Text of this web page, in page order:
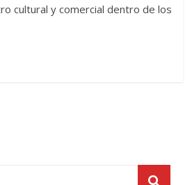
cultural y comercial dentro de los